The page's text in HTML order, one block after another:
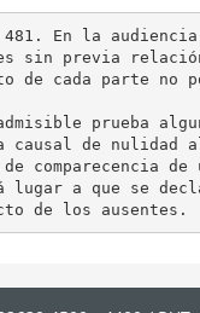
En la
sin previa
de cada parte no
prueba
causal de nulidad
comparecencia de
lugar a que se